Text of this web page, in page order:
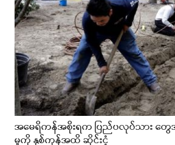
အမေရိကန်အစိုးရက ပြည်ပလုပ်သား တွ
မှုကို နှစ်ကုန်အထိ ဆိုင်းငံ့